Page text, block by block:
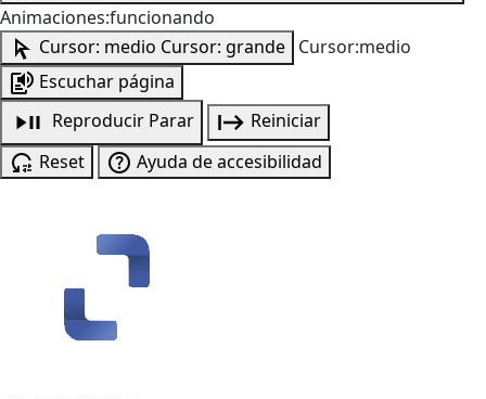
Animaciones:funcionando
Cursor: medio Cursor: grande Cursor:medio
Escuchar página
Reproducir Parar
Reiniciar
Reset
Ayuda de accesibilidad